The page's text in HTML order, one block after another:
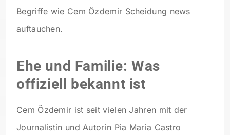
Begriffe wie Cem Özdemir Scheidung news
auftauchen.
Ehe und Familie: Was
offiziell bekannt ist
Cem Özdemir ist seit vielen Jahren mit der
Journalistin und Autorin Pia Maria Castro